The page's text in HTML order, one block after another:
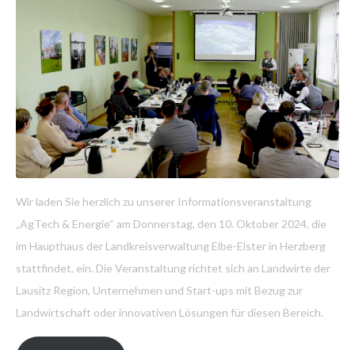
Wir laden Sie herzlich zu unserer Informationsveranstaltung
„AgTech & Energie“ am Donnerstag, den 10. Oktober 2024, die
im Haupthaus der Landkreisverwaltung Elbe-Elster in Herzberg
stattfindet, ein. Die Veranstaltung richtet sich an Landwirte der
Lausitz Region, Unternehmen und Start-ups mit Bezug zur
Landwirtschaft oder innovativen Lösungen für diesen Bereich.